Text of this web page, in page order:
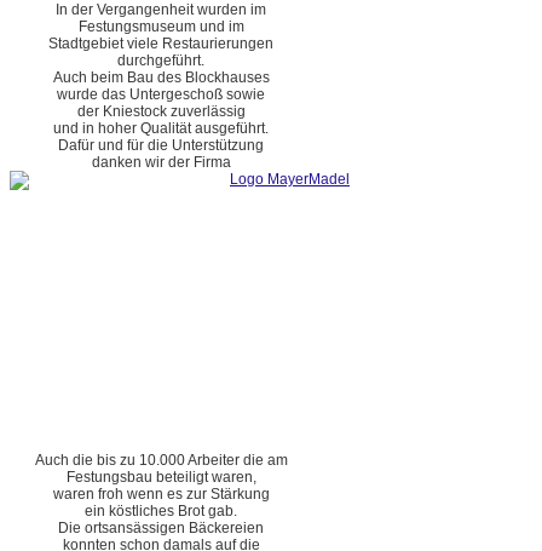
In der Vergangenheit wurden im
Festungsmuseum und im
Stadtgebiet viele Restaurierungen
durchgeführt.
Auch beim Bau des Blockhauses
wurde das Untergeschoß sowie
der Kniestock zuverlässig
und in hoher Qualität ausgeführt.
Dafür und für die Unterstützung
danken wir der Firma
Auch die bis zu 10.000 Arbeiter die am
Festungsbau beteiligt waren,
waren froh wenn es zur Stärkung
ein köstliches Brot gab.
Die ortsansässigen Bäckereien
konnten schon damals auf die